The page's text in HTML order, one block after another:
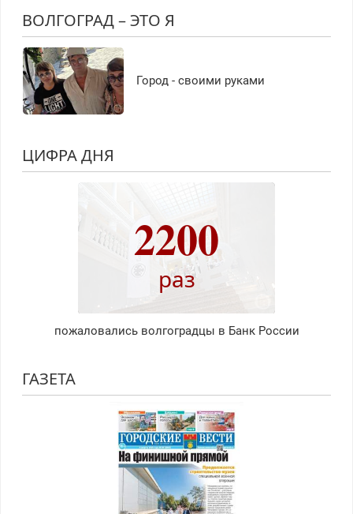
ВОЛГОГРАД – ЭТО Я
Город - своими руками
ЦИФРА ДНЯ
2200
раз
пожаловались волгоградцы в Банк России
ГАЗЕТА